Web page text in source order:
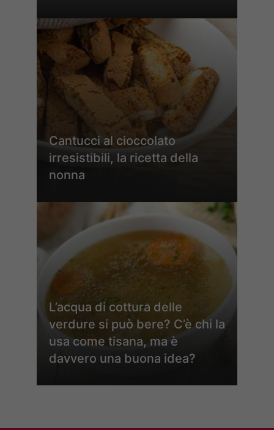
Cantucci al cioccolato
irresistibili, la ricetta della
nonna
L’acqua di cottura delle
verdure si può bere? C’è chi la
usa come tisana, ma è
davvero una buona idea?